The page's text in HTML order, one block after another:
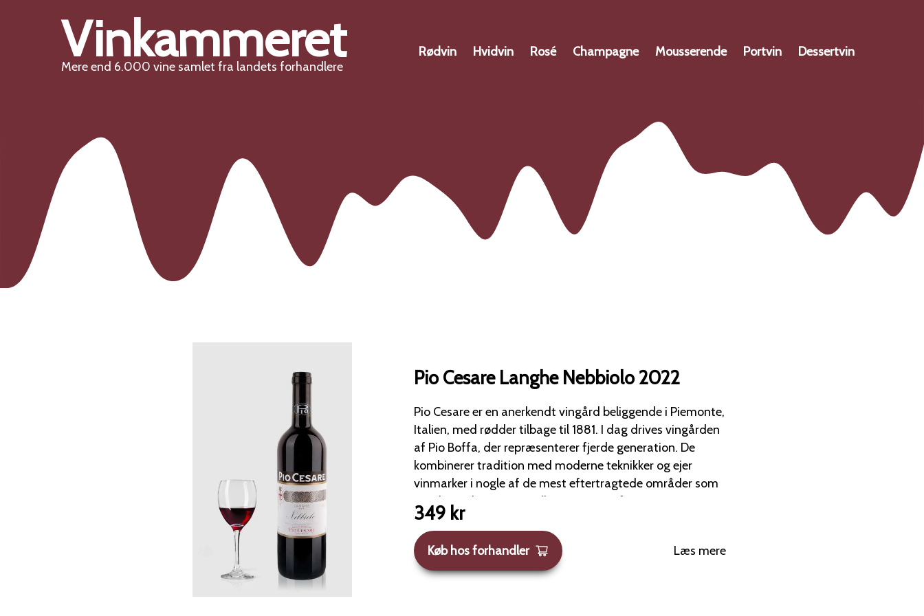
Vinkammeret
Mere end 6.000 vine samlet fra landets forhandlere
Rødvin Hvidvin Rosé Champagne Mousserende Portvin Dessertvin
Pio Cesare Langhe Nebbiolo 2022
Pio Cesare er en anerkendt vingård beliggende i Piemonte,
Italien, med rødder tilbage til 1881. I dag drives vingården
af Pio Boffa, der repræsenterer fjerde generation. De
kombinerer tradition med moderne teknikker og ejer
vinmarker i nogle af de mest eftertragtede områder som
Barolo, Barbaresco og Alba. Denne vin fra Pio Cesare er et
flot og tilgængeligt udtryk for Nebbiolo-druen –
lillesøsteren til Barolo og Barbaresco, men stadig med stor
karakter og finesse. Langhe Nebbiolo 2022 er skabt med
druer fra udvalgte parceller i Barolo- og Barbaresco-zonen
349 kr
Køb hos forhandler Læs mere